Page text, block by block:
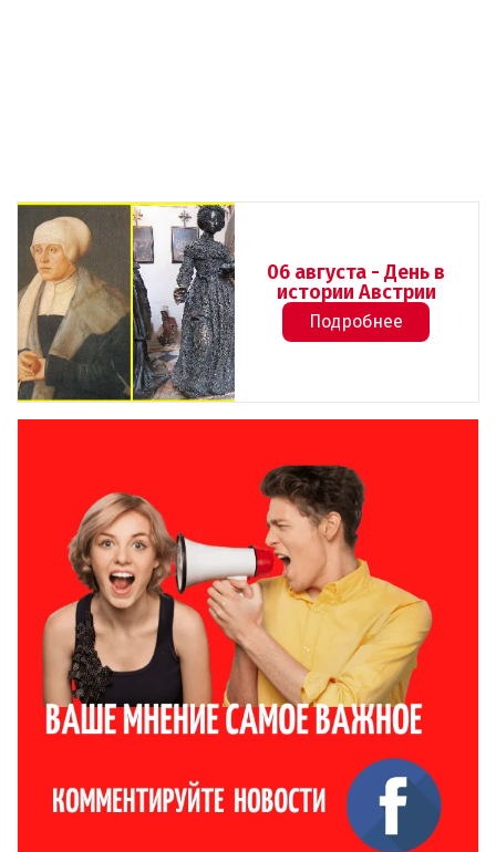
06 августа - День в
истории Австрии
Подробнее